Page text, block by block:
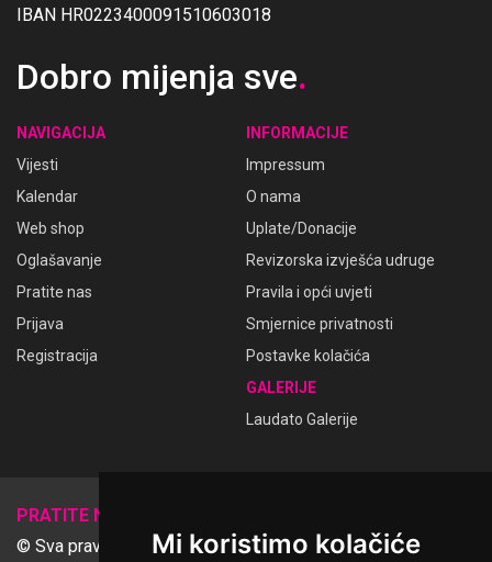
Mi koristimo kolačiće
IBAN HR0223400091510603018
Dobro mijenja sve.
NAVIGACIJA
Vijesti
Kalendar
Web shop
Oglašavanje
Pratite nas
Prijava
Registracija
INFORMACIJE
Impressum
O nama
Uplate/Donacije
Revizorska izvješća udruge
Pravila i opći uvjeti
Smjernice privatnosti
Postavke kolačića
GALERIJE
Laudato Galerije
PRATITE NAS
© Sva prava pridržana Udruga Ime dobrote